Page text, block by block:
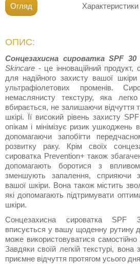
Огляд Характеристики
ОПИС:
Сонцезахисна сироватка SPF 30
Skincare - це інноваційний продукт,
для надійного захисту вашої
ультрафіолетових променів.
немаслянисту текстуру, яка
вбирається, не залишаючи відчуття
шкірі. Її високий рівень захисту
опікам і мінімізує ризик ушкоджень
допомагаючи запобігти
розвитку раку. Крім своїх
сироватка Prevention+ також
допомагають боротися з
зменшують запалення, сприяючи
вашої шкіри. Вона також містить
які допомагають підтримувати
шкіри.
Сонцезахисна сироватка SPF
вписується у вашу щоденну рутину
може використовуватися
Завдяки своїй легкій текстурі,
приємне відчуття протягом усього